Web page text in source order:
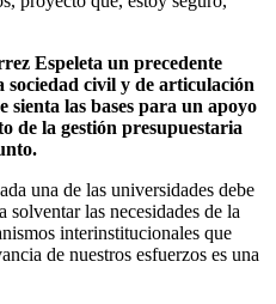
Espeleta un precedente
sociedad civil y de articulación
sienta las bases para un apoyo
de la gestión presupuestaria
una de las universidades debe
las necesidades de la
interinstitucionales que
de nuestros esfuerzos es una